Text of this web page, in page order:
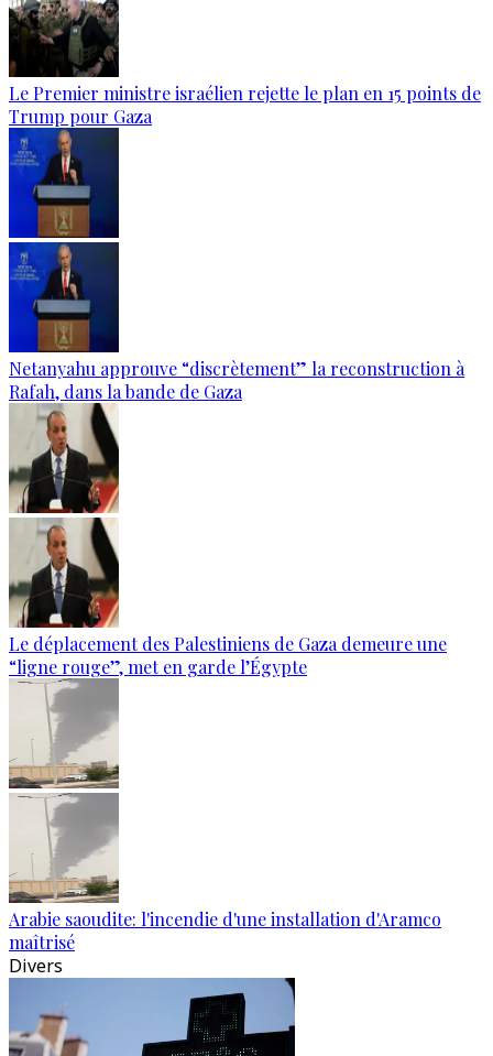
Le Premier ministre israélien rejette le plan en 15 points de
Trump pour Gaza
Netanyahu approuve “discrètement” la reconstruction à
Rafah, dans la bande de Gaza
Le déplacement des Palestiniens de Gaza demeure une
“ligne rouge”, met en garde l’Égypte
Arabie saoudite: l'incendie d'une installation d'Aramco
maîtrisé
Divers